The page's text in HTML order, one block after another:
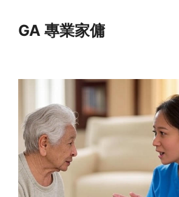
contentGA 專業家傭